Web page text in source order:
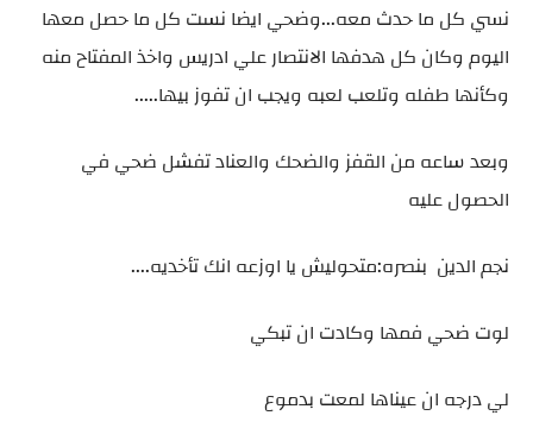
نسي كل ما حدث معه...وضحي ايضا نست كل ما حصل معها
اليوم وكان كل هدفها الانتصار علي ادريس واخذ المفتاح منه
وكأنها طفله وتلعب لعبه ويجب ان تفوز بيها.....
وبعد ساعه من القفز والضحك والعناد تفشل ضحي في
الحصول عليه
نجم الدين بنصره:متحوليش يا اوزعه انك تأخديه....
لوت ضحي فمها وكادت ان تبكي
لي درجه ان عيناها لمعت بدموع